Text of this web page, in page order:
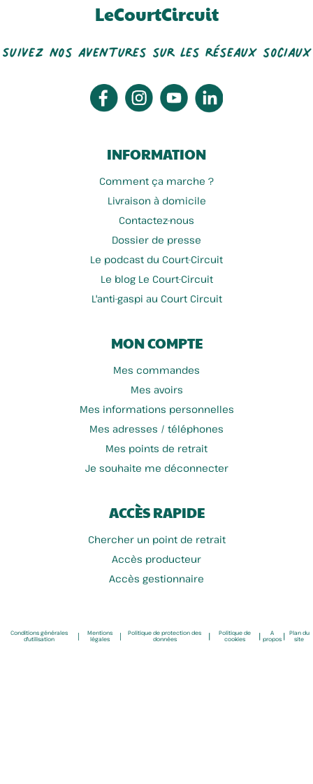
LeCourtCircuit
Suivez nos aventures sur les réseaux sociaux
INFORMATION
Comment ça marche ?
Livraison à domicile
Contactez-nous
Dossier de presse
Le podcast du Court-Circuit
Le blog Le Court-Circuit
L'anti-gaspi au Court Circuit
MON COMPTE
Mes commandes
Mes avoirs
Mes informations personnelles
Mes adresses / téléphones
Mes points de retrait
Je souhaite me déconnecter
ACCÈS RAPIDE
Chercher un point de retrait
Accès producteur
Accès gestionnaire
Conditions générales
d'utilisation | Mentions
légales | Politique de protection des
données | Politique de
cookies | A
propos | Plan du
site